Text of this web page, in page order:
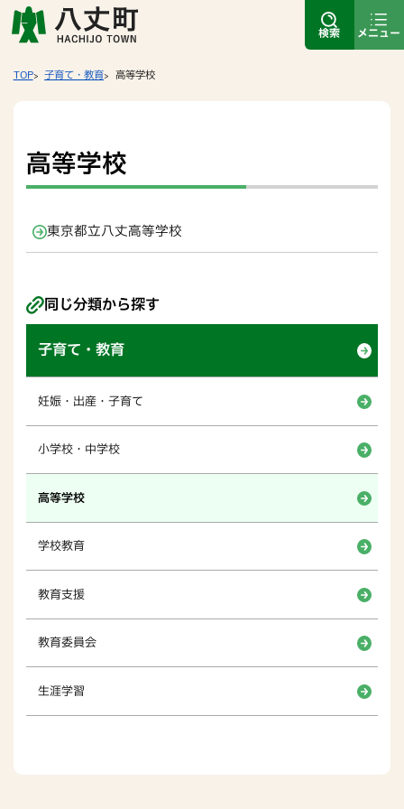
検索 メニュー
TOP 子育て・教育 高等学校
高等学校
東京都立八丈高等学校
同じ分類から探す
子育て・教育
妊娠・出産・子育て
小学校・中学校
高等学校
学校教育
教育支援
教育委員会
生涯学習